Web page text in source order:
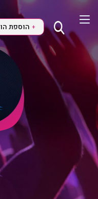
+ הוספת